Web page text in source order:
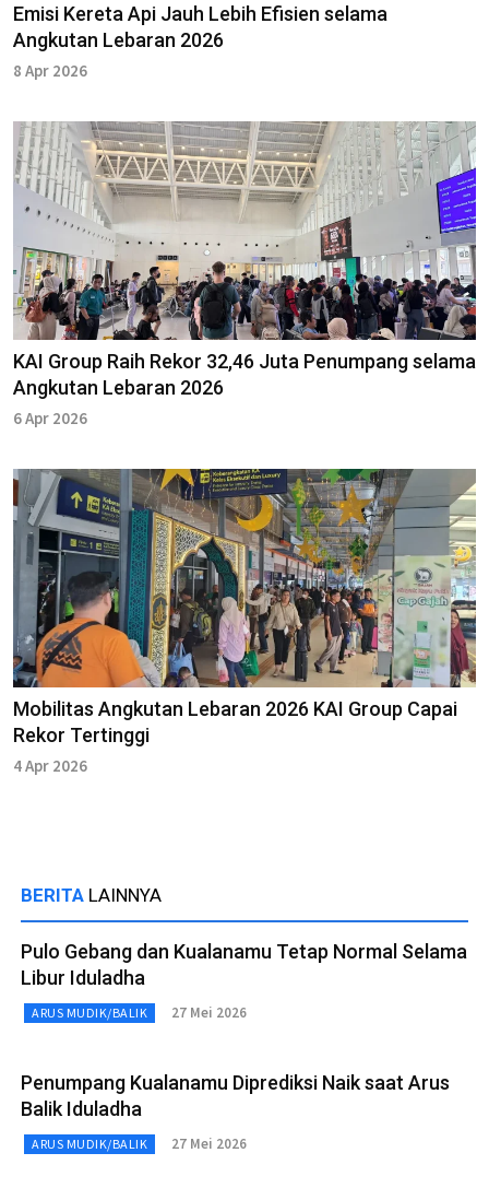
Emisi Kereta Api Jauh Lebih Efisien selama
Angkutan Lebaran 2026
8 Apr 2026
KAI Group Raih Rekor 32,46 Juta Penumpang selama
Angkutan Lebaran 2026
6 Apr 2026
Mobilitas Angkutan Lebaran 2026 KAI Group Capai
Rekor Tertinggi
4 Apr 2026
BERITA LAINNYA
Pulo Gebang dan Kualanamu Tetap Normal Selama
Libur Iduladha
ARUS MUDIK/BALIK 27 Mei 2026
Penumpang Kualanamu Diprediksi Naik saat Arus
Balik Iduladha
ARUS MUDIK/BALIK 27 Mei 2026